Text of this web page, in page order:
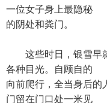
一位女子身上最隐秘
的阴处和粪门。
这些时日，银雪早就
各种目光。自顾自的
向前爬行，全当身后的
门留在门口处一米见